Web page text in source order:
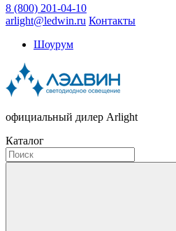
8 (800) 201-04-10
arlight@ledwin.ru Контакты
Шоурум
официальный дилер Arlight
Каталог